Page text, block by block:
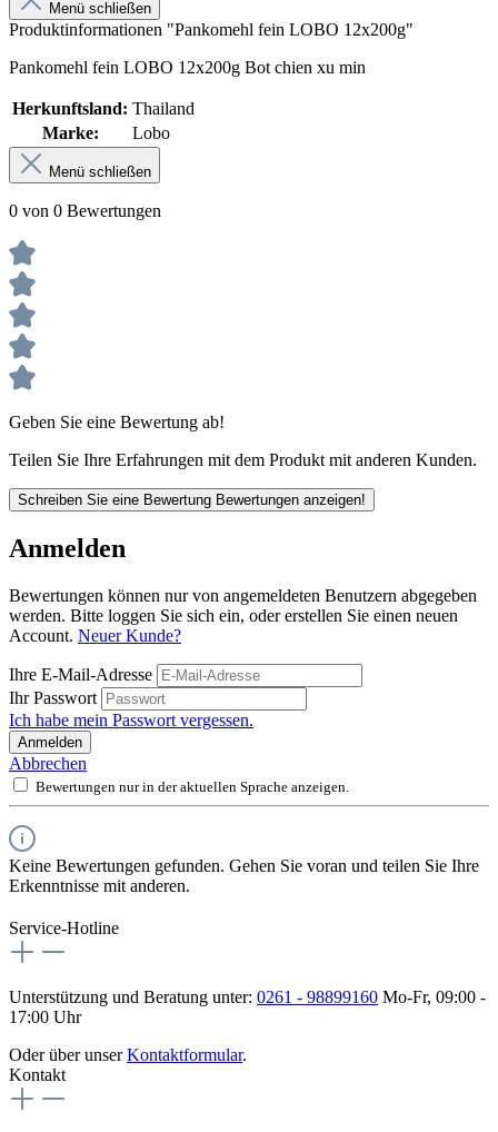
Menü schließen
Produktinformationen "Pankomehl fein LOBO 12x200g"
Pankomehl fein LOBO 12x200g Bot chien xu min
Herkunftsland: Thailand
Marke:
Lobo
Menü schließen
0 von 0 Bewertungen
Geben Sie eine Bewertung ab!
Teilen Sie Ihre Erfahrungen mit dem Produkt mit anderen Kunden.
Schreiben Sie eine Bewertung Bewertungen anzeigen!
Anmelden
Bewertungen können nur von angemeldeten Benutzern abgegeben
werden. Bitte loggen Sie sich ein, oder erstellen Sie einen neuen
Account. Neuer Kunde?
Ihre E-Mail-Adresse
Ihr Passwort
Ich habe mein Passwort vergessen.
Anmelden
Abbrechen
Bewertungen nur in der aktuellen Sprache anzeigen.
Keine Bewertungen gefunden. Gehen Sie voran und teilen Sie Ihre
Erkenntnisse mit anderen.
Service-Hotline
Unterstützung und Beratung unter: 0261 - 98899160 Mo-Fr, 09:00 -
17:00 Uhr
Oder über unserKontaktformular.
Kontakt